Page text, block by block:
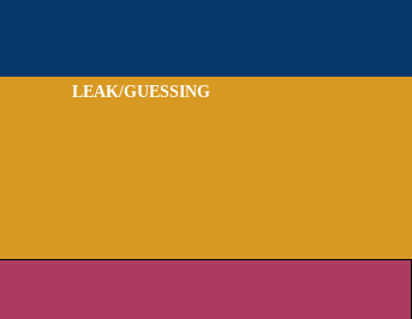
LEAK/GUESSING